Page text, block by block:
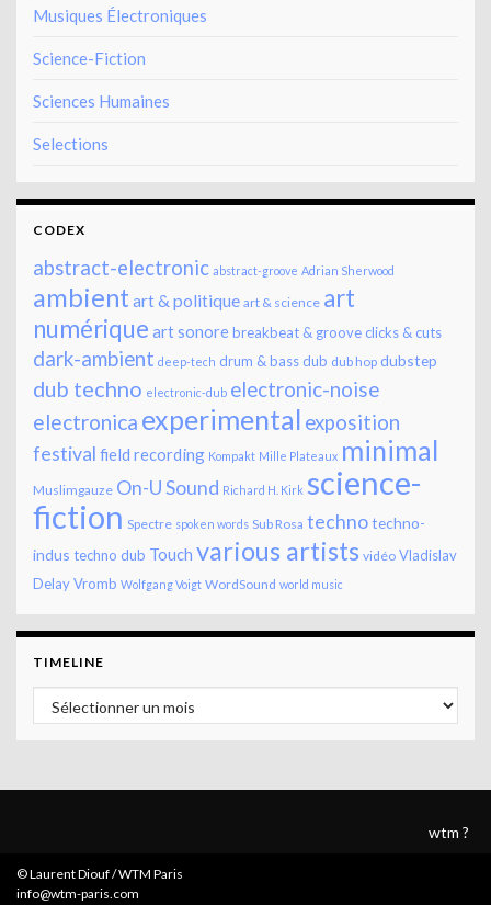
Musiques Électroniques
Science-Fiction
Sciences Humaines
Selections
CODEX
abstract-electronic abstract-groove Adrian Sherwood
ambient art & politique art & science art
numérique art sonorebreakbeat & groove clicks & cuts
dark-ambient deep-tech drum & bass dub dub hop dubstep
dub techno electronic-dub electronic-noise
electronica experimental exposition
festival field recording Kompakt Mille Plateaux minimal
Muslimgauze On-U Sound Richard H. Kirk science-
fiction Spectre spoken words Sub Rosa technotechno-
indus techno dub Touch various artists vidéo Vladislav
DelayVromb Wolfgang Voigt WordSound world music
TIMELINE
Timeline
wtm ?
© Laurent Diouf / WTM Paris
info@wtm-paris.com